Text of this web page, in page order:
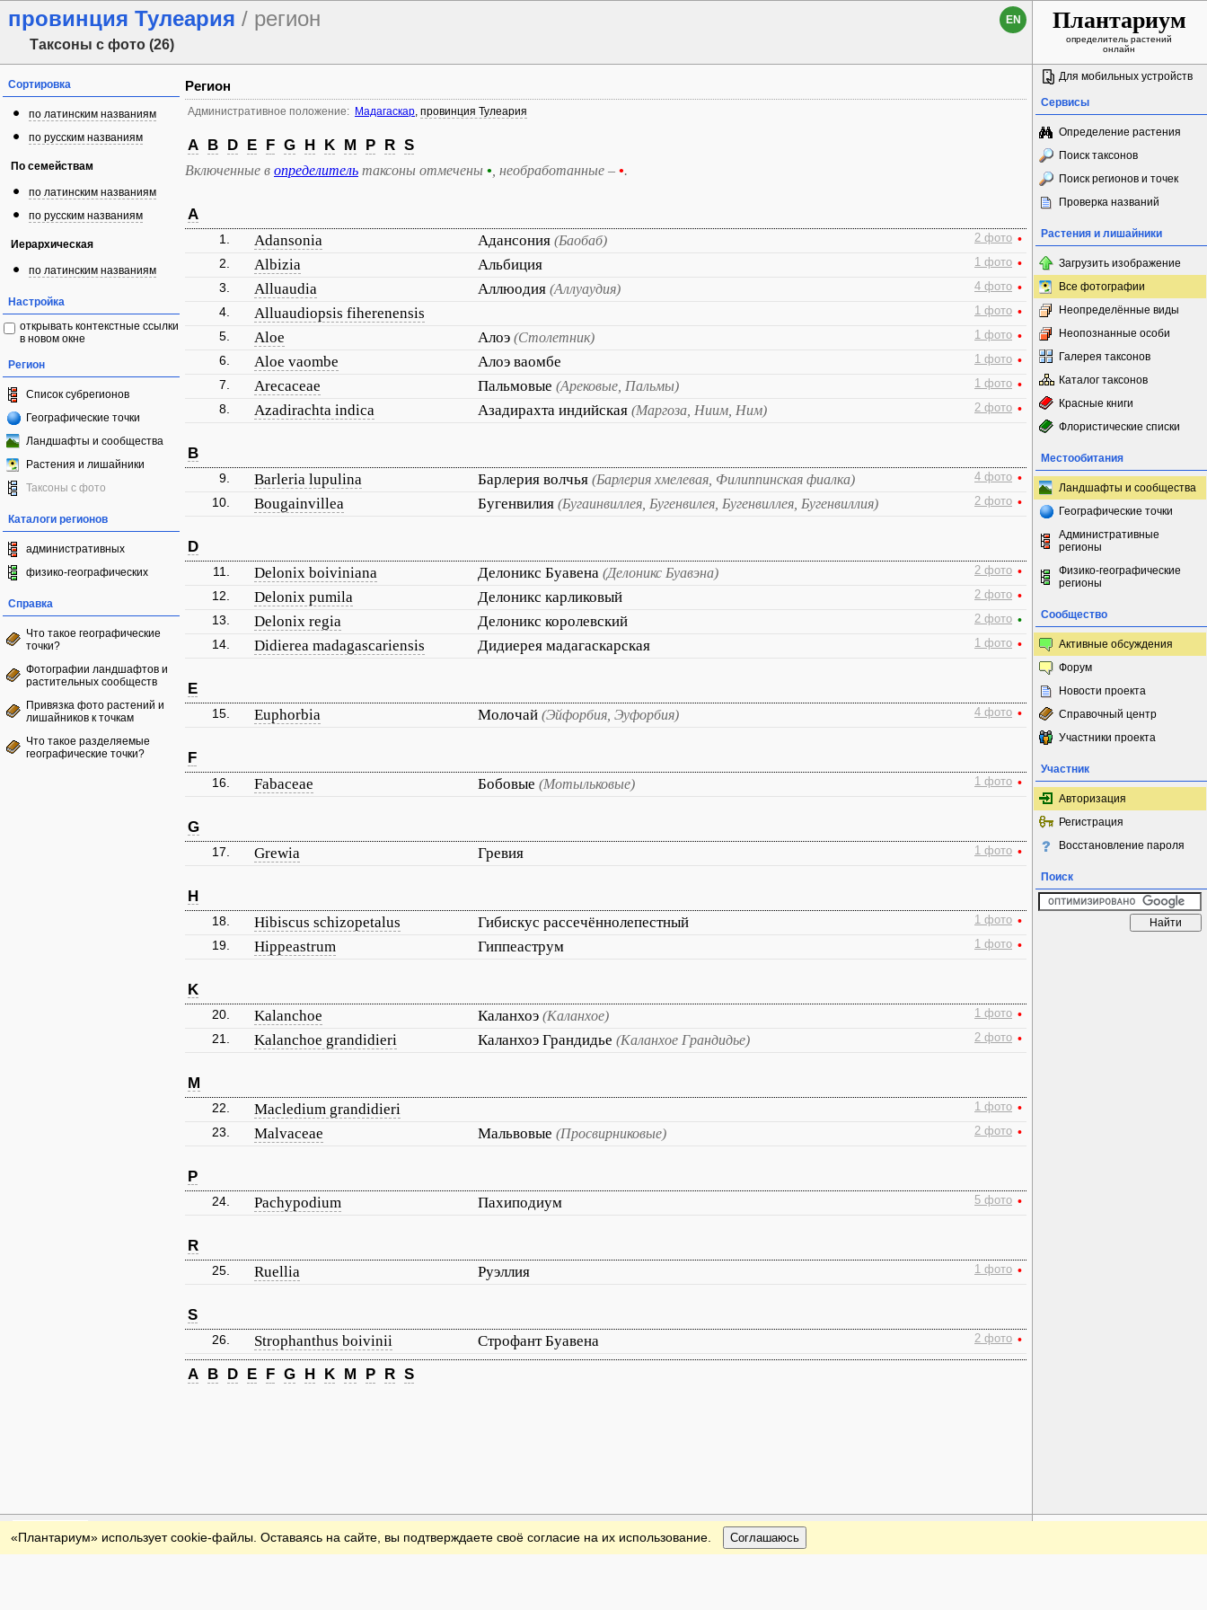
провинция Тулеария / регион
Таксоны с фото (26)
EN Плантариум
определитель растений
онлайн
Сортировка
по латинским названиям
по русским названиям
По семействам
по латинским названиям
по русским названиям
Иерархическая
по латинским названиям
Настройка
открывать контекстные ссылки
в новом окне
Регион
Список субрегионов
Географические точки
Ландшафты и сообщества
Растения и лишайники
Таксоны с фото
Каталоги регионов
административных
физико-географических
Справка
Что такое географические
точки?
Фотографии ландшафтов и
растительных сообществ
Привязка фото растений и
лишайников к точкам
Что такое разделяемые
географические точки?
Регион
Административное положение: Мадагаскар, провинция Тулеария
A B D E F G H K M P R S
Включенные в определитель таксоны отмечены • , необработанные – •.
A
1. Adansonia Адансония (Баобаб) 2 фото •
2.
Albizia Альбиция 1 фото •
3.
Alluaudia Аллюодия (Аллуаудия) 4 фото •
4.
Alluaudiopsis fiherenensis 1 фото •
5.
Aloe Алоэ (Столетник) 1 фото •
6.
Aloe vaombe Алоэ ваомбе 1 фото •
7.
Arecaceae Пальмовые (Арековые, Пальмы) 1 фото •
8.
Azadirachta indica Азадирахта индийская (Маргоза, Ниим, Ним) 2 фото •
B
9. Barleria lupulina Барлерия волчья (Барлерия хмелевая, Филиппинская фиалка) 4 фото •
10.
Bougainvillea Бугенвилия (Бугаинвиллея, Бугенвилея, Бугенвиллея, Бугенвиллия) 2 фото •
D
11. Delonix boiviniana Делоникс Буавена (Делоникс Буавэна) 2 фото •
12.
Delonix pumila Делоникс карликовый 2 фото •
13.
Delonix regia Делоникс королевский 2 фото •
14.
Didierea madagascariensis Дидиерея мадагаскарская 1 фото •
E
15. Euphorbia Молочай (Эйфорбия, Эуфорбия) 4 фото •
F
16. Fabaceae Бобовые (Мотыльковые) 1 фото •
G
17. Grewia Гревия 1 фото •
H
18. Hibiscus schizopetalus Гибискус рассечённолепестный 1 фото •
19.
Hippeastrum Гиппеаструм 1 фото •
K
20. Kalanchoe Каланхоэ (Каланхое) 1 фото •
21.
Kalanchoe grandidieri Каланхоэ Грандидье (Каланхое Грандидье) 2 фото •
M
22. Macledium grandidieri 1 фото •
23.
Malvaceae Мальвовые (Просвирниковые) 2 фото •
P
24. Pachypodium Пахиподиум 5 фото •
R
25. Ruellia Руэллия 1 фото •
S
26. Strophanthus boivinii Строфант Буавена 2 фото •
A B D E F G H K M P R S
Для мобильных устройств
Сервисы
Определение растения
Поиск таксонов
Поиск регионов и точек
Проверка названий
Растения и лишайники
Загрузить изображение
Все фотографии
Неопределённые виды
Неопознанные особи
Галерея таксонов
Каталог таксонов
Красные книги
Флористические списки
Местообитания
Ландшафты и сообщества
Географические точки
Административные
регионы
Физико-географические
регионы
Сообщество
Активные обсуждения
Форум
Новости проекта
Справочный центр
Участники проекта
Участник
Авторизация
Регистрация
Восстановление пароля
Поиск
Обратная связь
«Плантариум» использует cookie-файлы. Оставаясь на сайте, вы подтверждаете своё согласие на их использование. Соглашаюсь